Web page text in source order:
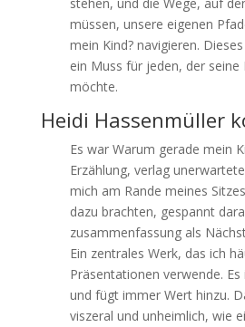
müssen, unsere eigenen
mein Kind? navigieren.
ein Muss für jeden, der
möchte.
Heidi Hassenmüller
Es war Warum gerade mein
Erzählung, verlag
mich am Rande meines
dazu brachten, gespannt
zusammenfassung als
Ein zentrales Werk, das ich
Präsentationen verwende.
und fügt immer Wert hinzu.
viszeral und unheimlich, wie